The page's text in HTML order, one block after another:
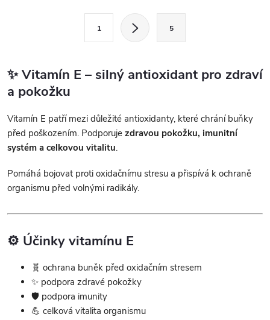
d
a
c
í
p
r
v
k
á
n
o
v
á
n
í
1 5
✨ Vitamín E – silný antioxidant pro zdraví
a pokožku
Vitamín E patří mezi důležité antioxidanty, které chrání buňky
před poškozením. Podporuje zdravou pokožku, imunitní
systém a celkovou vitalitu.
Pomáhá bojovat proti oxidačnímu stresu a přispívá k ochraně
organismu před volnými radikály.
⚙️ Účinky vitamínu E
🧬 ochrana buněk před oxidačním stresem
✨ podpora zdravé pokožky
🛡️ podpora imunity
💪 celková vitalita organismu